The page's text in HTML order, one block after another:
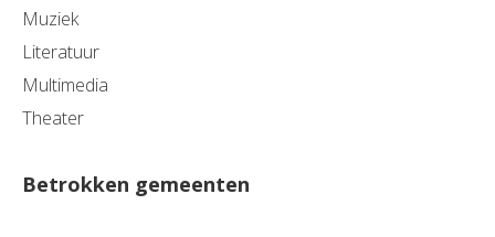
Muziek
Literatuur
Multimedia
Theater
Betrokken gemeenten